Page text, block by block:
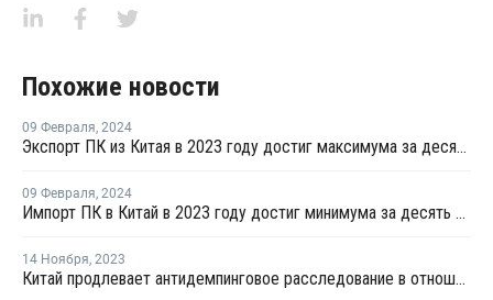
Похожие новости
09 Февраля, 2024
Экспорт ПК из Китая в 2023 году достиг максимума за десять лет
09 Февраля, 2024
Импорт ПК в Китай в 2023 году достиг минимума за десять лет
14 Ноября, 2023
Китай продлевает антидемпинговое расследование в отношении импорта ПК из Тайваня